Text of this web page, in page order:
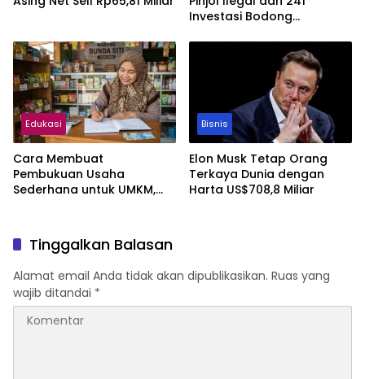
Investasi Bodong
Edukasi
Cara Membuat
Pembukuan Usaha
Sederhana untuk UMKM,
Bisnis
Elon Musk Tetap Orang
Terkaya Dunia dengan
Harta US$708,8 Miliar
Tinggalkan Balasan
Alamat email Anda tidak akan dipublikasikan. Ruas yang
wajib ditandai *